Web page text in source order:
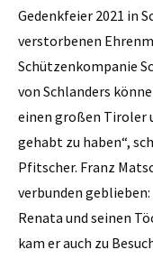
Gedenkfeier 2021 in
verstorbenen
Schützenkompanie
von Schlanders
einen großen Tiroler
gehabt zu haben“,
Pfitscher. Franz
verbunden
Renata und seinen
kam er auch zu